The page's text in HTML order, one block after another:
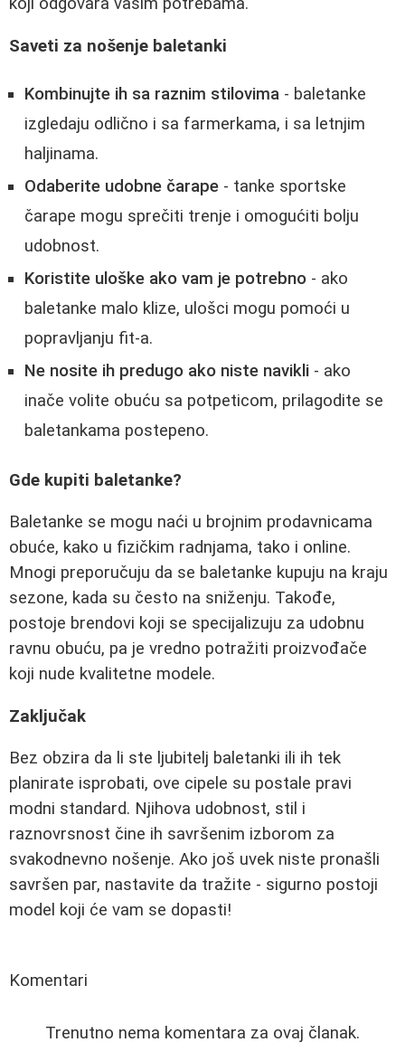
Saveti za nošenje baletanki
Kombinujte ih sa raznim stilovima - baletanke
izgledaju odlično i sa farmerkama, i sa letnjim
haljinama.
Odaberite udobne čarape - tanke sportske
čarape mogu sprečiti trenje i omogućiti bolju
udobnost.
Koristite uloške ako vam je potrebno - ako
baletanke malo klize, ulošci mogu pomoći u
popravljanju fit-a.
Ne nosite ih predugo ako niste navikli - ako
inače volite obuću sa potpeticom, prilagodite se
baletankama postepeno.
Gde kupiti baletanke?
Baletanke se mogu naći u brojnim prodavnicama
obuće, kako u fizičkim radnjama, tako i online.
Mnogi preporučuju da se baletanke kupuju na kraju
sezone, kada su često na sniženju. Takođe,
postoje brendovi koji se specijalizuju za udobnu
ravnu obuću, pa je vredno potražiti proizvođače
koji nude kvalitetne modele.
Zaključak
Bez obzira da li ste ljubitelj baletanki ili ih tek
planirate isprobati, ove cipele su postale pravi
modni standard. Njihova udobnost, stil i
raznovrsnost čine ih savršenim izborom za
svakodnevno nošenje. Ako još uvek niste pronašli
savršen par, nastavite da tražite - sigurno postoji
model koji će vam se dopasti!
Komentari
Trenutno nema komentara za ovaj članak.